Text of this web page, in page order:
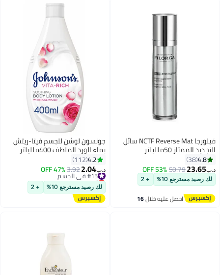
فيلورجا NCTF Reverse Mat سائل
التجديد الممتاز 50ملليلتر
4.8
38
د.ب‏23.65
50.79
53% OFF
لك رصيد مسترجع 10% + 2
احصل عليه خلال16
جونسون لوشن للجسم فيتا-ريتش
بماء الورد الملطف 400ملليلتر
4.2
112
د.ب‏2.04
3.92
47% OFF #15 في الجسم
أقل سعر في 7 يوم
#15 في الجسم
لك رصيد مسترجع 10% + 2